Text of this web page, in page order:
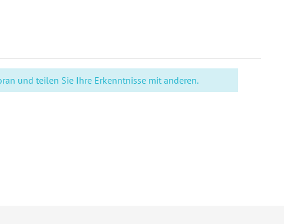
und teilen Sie Ihre Erkenntnisse mit anderen.